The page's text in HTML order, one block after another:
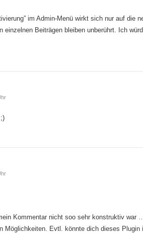
im Admin-Menü wirkt sich nur auf die
einzelnen Beiträgen bleiben unberührt. Ich
Kommentar nicht soo sehr konstruktiv war
Möglichkeiten. Evtl. könnte dich dieses Plugin